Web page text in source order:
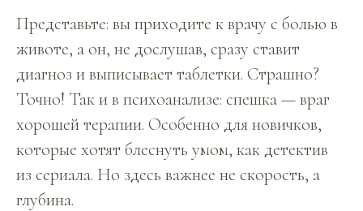
Представьте: вы приходите к врачу с болью в
животе, а он, не дослушав, сразу ставит
диагноз и выписывает таблетки. Страшно?
Точно! Так и в психоанализе: спешка — враг
хорошей терапии. Особенно для новичков,
которые хотят блеснуть умом, как детектив
из сериала. Но здесь важнее не скорость, а
глубина.